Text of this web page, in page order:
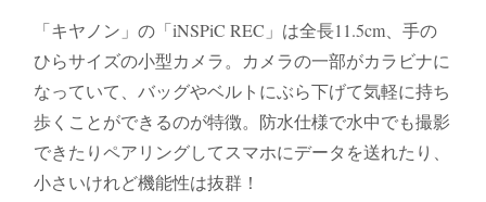
「キヤノン」の「iNSPiC REC」は全長11.5cm、手の
ひらサイズの小型カメラ。カメラの一部がカラビナに
なっていて、バッグやベルトにぶら下げて気軽に持ち
歩くことができるのが特徴。防水仕様で水中でも撮影
できたりペアリングしてスマホにデータを送れたり、
小さいけれど機能性は抜群！